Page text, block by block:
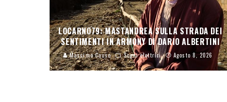
LOCARNO79: MASTANDREA SULLA STRADA DEI
SENTIMENTI IN ARMONY DI DARIO ALBERTINI
Massimo Causo Sogni elettrici Agosto 8, 2026